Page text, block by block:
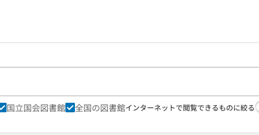
国立国会図書館 全国の図書館インターネットで閲覧できるものに絞る